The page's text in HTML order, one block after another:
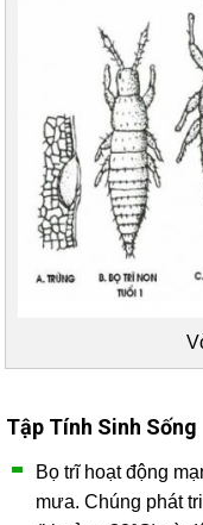
Tập Tính Sinh Sống
Bọ trĩ hoạt động
mưa. Chúng phát